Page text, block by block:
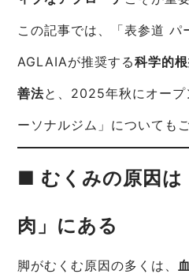
この記事では、「表参道 パ
AGLAIAが推奨する科学的
善法と、2025年秋にオー
ーソナルジム」についても
■ むくみの原因は
肉」にある
脚がむくむ原因の多くは、